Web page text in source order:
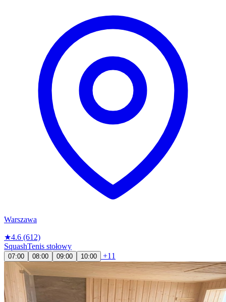
Warszawa
★4.6 (612)
SquashTenis stołowy
07:00 08:00 09:00 10:00 +11